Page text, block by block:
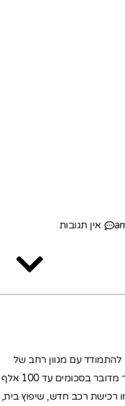
אין תגובות
להתמודד עם מגוון רחב של
אתגרים כלכליים או לממש מטרות אישיות. כאשר מדובר בסכומים עד 100 אלף
רכישת רכב חדש, שיפוץ בית,